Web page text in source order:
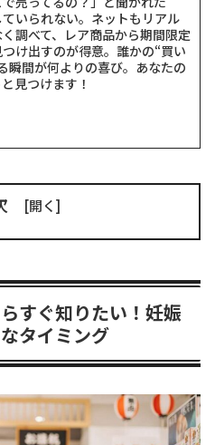
いられない。ネットもリアル
調べて、レア商品から期間限定
け出すのが得意。誰かの“買い
瞬間が何よりの喜び。あなたの
見つけます！
すぐ知りたい！妊娠
タイミング